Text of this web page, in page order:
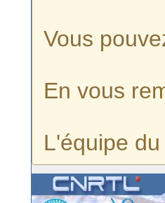
Vous
En vous
L'équipe